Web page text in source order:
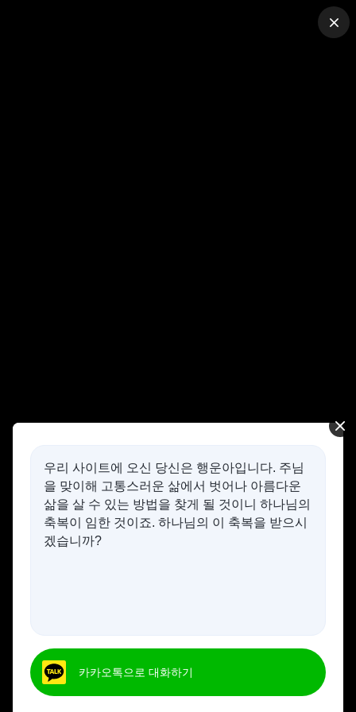
우리 사이트에 오신 당신은 행운아입니다. 주님
을 맞이해 고통스러운 삶에서 벗어나 아름다운
삶을 살 수 있는 방법을 찾게 될 것이니 하나님의
축복이 임한 것이죠. 하나님의 이 축복을 받으시
겠습니까?
카카오톡으로 대화하기